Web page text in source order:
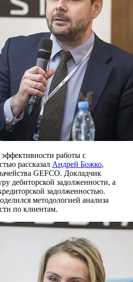
работы с
рассказал Андрей Божко,
GEFCO. Докладчик
дебиторской задолженности, а
задолженностью.
методологией анализа
по клиентам.